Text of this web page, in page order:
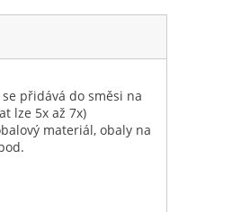
přidává do směsi na
lze 5x až 7x)
materiál, obaly na